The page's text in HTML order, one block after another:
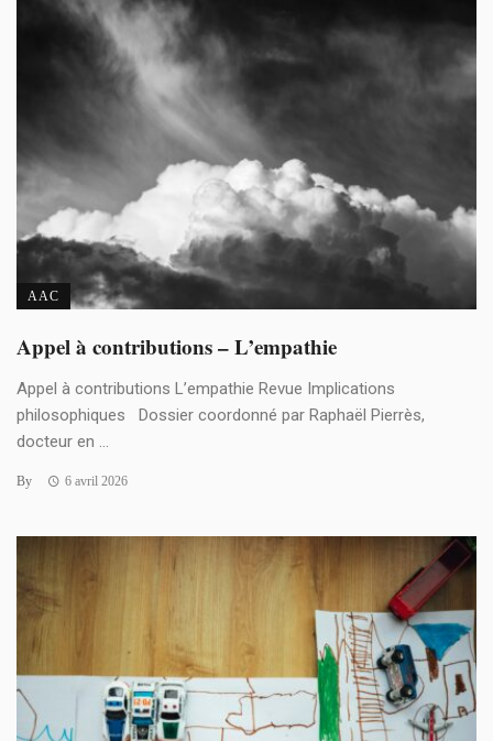
AAC
Appel à contributions – L’empathie
Appel à contributions L’empathie Revue Implications
philosophiques Dossier coordonné par Raphaël Pierrès,
docteur en ...
By 6 avril 2026